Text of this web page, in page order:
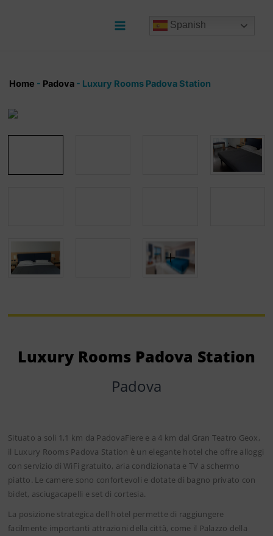
Spanish
Home - Padova- Luxury Rooms Padova Station
Luxury Rooms Padova Station
Padova
Situato a soli 1,1 km da PadovaFiere e a 4 km dal Gran Teatro Geox,
il Luxury Rooms Padova Station è un elegante hotel che offre alloggi
con servizio di WiFi gratuito, aria condizionata e TV a schermo
piatto. Le camere sono confortevoli e dotate di bagno privato con
bidet, asciugacapelli e set di cortesia.
La posizione strategica dell hotel permette di raggiungere
facilmente importanti attrazioni della città, come il Palazzo della